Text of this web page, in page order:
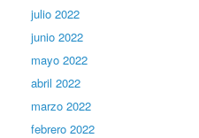
julio 2022
junio 2022
mayo 2022
abril 2022
marzo 2022
febrero 2022